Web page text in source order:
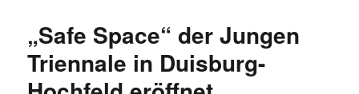
„Safe Space“ der Jungen
Triennale in Duisburg-